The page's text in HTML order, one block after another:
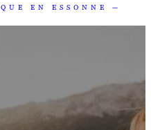
EN ESSONNE —